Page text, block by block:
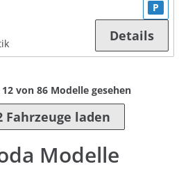
P
Details
12von 86Modelle gesehen
Fahrzeuge laden
Modelle